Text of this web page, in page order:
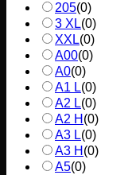
205(0)
3 XL(0)
XXL(0)
A00(0)
A0(0)
A1 L(0)
A2 L(0)
A2 H (0)
A3 L(0)
A3 H (0)
A5(0)